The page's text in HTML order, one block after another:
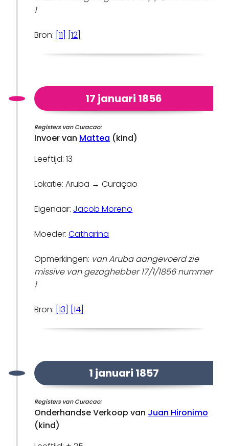
1
Bron: [11] [12]
17 januari 1856
Registers van Curacao:
Invoer van Mattea (kind)
Leeftijd: 13
Lokatie: Aruba → Curaçao
Eigenaar: Jacob Moreno
Moeder:Catharina
Opmerkingen: van Aruba aangevoerd zie
missive van gezaghebber 17/1/1856 nummer
1
Bron: [13] [14]
1 januari 1857
Registers van Curacao:
Onderhandse Verkoop van Juan Hironimo
(kind)